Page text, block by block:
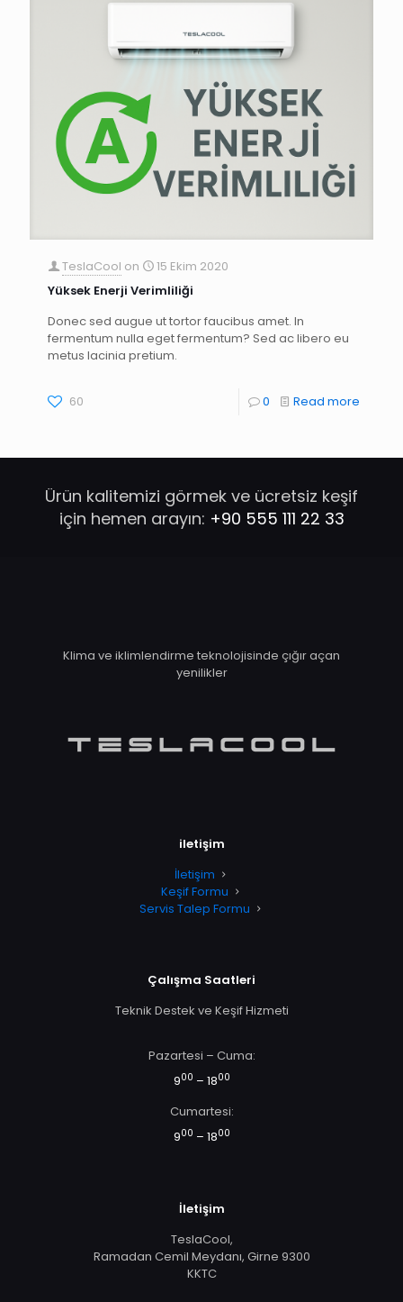
TeslaCool on
15 Ekim 2020
Yüksek Enerji Verimliliği
Donec sed augue ut tortor faucibus amet. In
fermentum nulla eget fermentum? Sed ac libero eu
metus lacinia pretium.
60 0 Read more
Ürün kalitemizi görmek ve ücretsiz keşif
için hemen arayın: +90 555 111 22 33
Klima ve iklimlendirme teknolojisinde çığır açan
yenilikler
iletişim
İletişim
Keşif Formu
Servis Talep Formu
Çalışma Saatleri
Teknik Destek ve Keşif Hizmeti
Pazartesi – Cuma:
900 – 1800
Cumartesi:
900 – 1800
İletişim
TeslaCool,
Ramadan Cemil Meydanı, Girne 9300
KKTC